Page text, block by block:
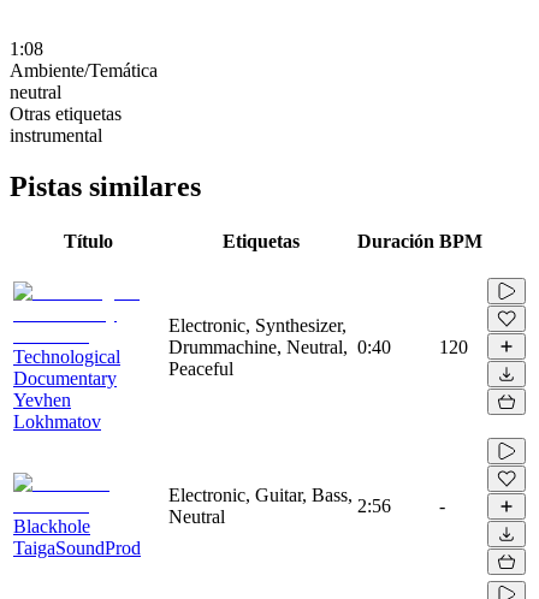
1:08
Ambiente/Temática
neutral
Otras etiquetas
instrumental
Pistas similares
Título Etiquetas Duración BPM
Technological
Documentary
Yevhen
Lokhmatov
Electronic, Synthesizer,
Drummachine, Neutral,
Peaceful
0:40 120
Blackhole
TaigaSoundProd
Electronic, Guitar, Bass,
Neutral
2:56 -